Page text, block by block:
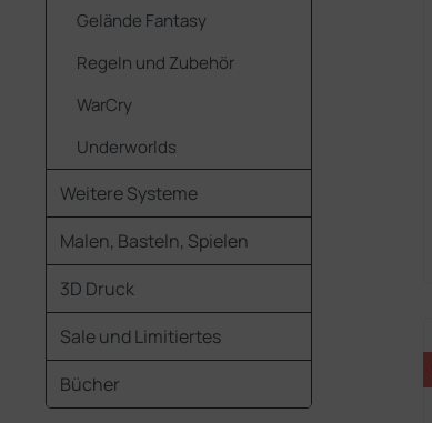
Gelände Fantasy
Regeln und Zubehör
WarCry
Underworlds
Weitere Systeme
Malen, Basteln, Spielen
3D Druck
Sale und Limitiertes
Bücher